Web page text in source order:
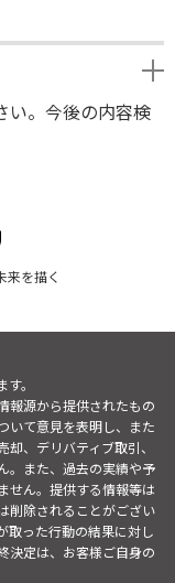
い。今後の内容検
来を描く
。
報源から提供されたもの
いて意見を表明し、また
、デリバティブ取引、
。また、過去の実績や予
せん。提供する情報等は
削除されることがござい
取った行動の結果に対し
決定は、お客様ご自身の